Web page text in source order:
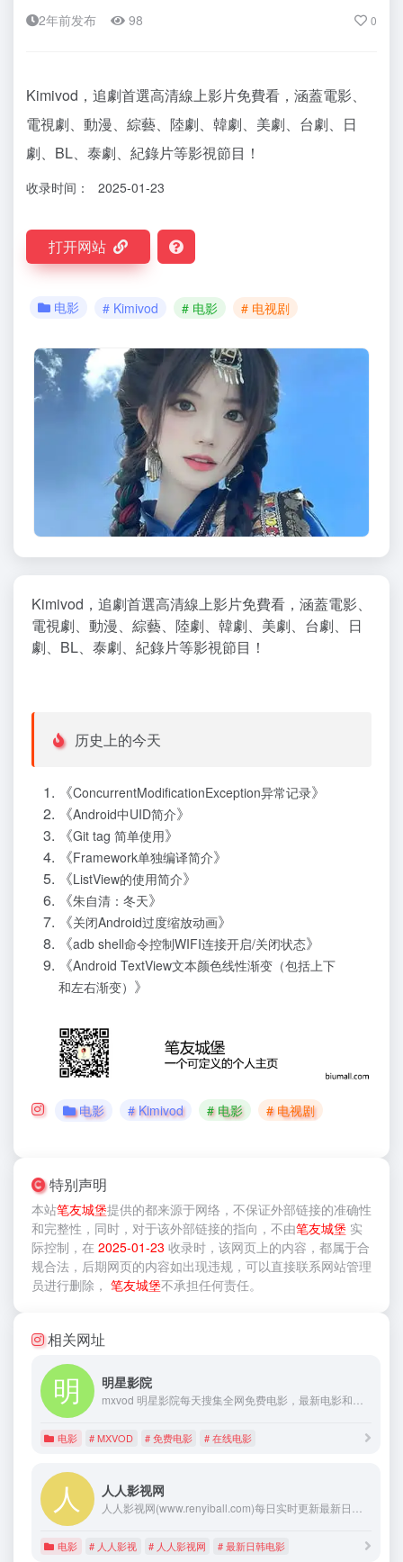
2年前发布 98 0
Kimivod，追劇首選高清線上影片免費看，涵蓋電影、
電視劇、動漫、綜藝、陸劇、韓劇、美劇、台劇、日
劇、BL、泰劇、紀錄片等影視節目！
收录时间： 2025-01-23
打开网站
电影 # Kimivod # 电影 # 电视剧
Kimivod，追劇首選高清線上影片免費看，涵蓋電影、
電視劇、動漫、綜藝、陸劇、韓劇、美劇、台劇、日
劇、BL、泰劇、紀錄片等影視節目！
历史上的今天
《ConcurrentModificationException异常记录》
《Android中UID简介》
《Git tag 简单使用》
《Framework单独编译简介》
《ListView的使用简介》
《朱自清：冬天》
《关闭Android过度缩放动画》
《adb shell命令控制WIFI连接开启/关闭状态》
《Android TextView文本颜色线性渐变（包括上下
和左右渐变） 》
电影 # Kimivod # 电影 # 电视剧
特别声明
本站笔友城堡提供的都来源于网络，不保证外部链接的准确性
和完整性，同时，对于该外部链接的指向，不由笔友城堡 实
际控制，在 2025-01-23 收录时，该网页上的内容，都属于合
规合法，后期网页的内容如出现违规，可以直接联系网站管理
员进行删除， 笔友城堡不承担任何责任。
相关网址
明星影院
mxvod 明星影院每天搜集全网免费电影，最新电影和电视剧，为广大用户免费提供视频点播在线电影和电视剧服务，及时收录最新、最热、最全的电影在线看,高清免费电影在线看。海外看,在线电影,最新电影,免费电影,电影在线观看
电影 # MXVOD # 免费电影 # 在线电影
人人影视网
人人影视网(www.renyiball.com)每日实时更新最新日韩电影大片、热门电视剧、动漫、综艺、电影等在线观看资源,人人影视网给您极速无广告极致观影体验。
电影 # 人人影视 # 人人影视网 # 最新日韩电影